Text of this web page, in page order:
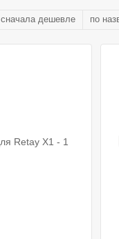
сначала дешевле по